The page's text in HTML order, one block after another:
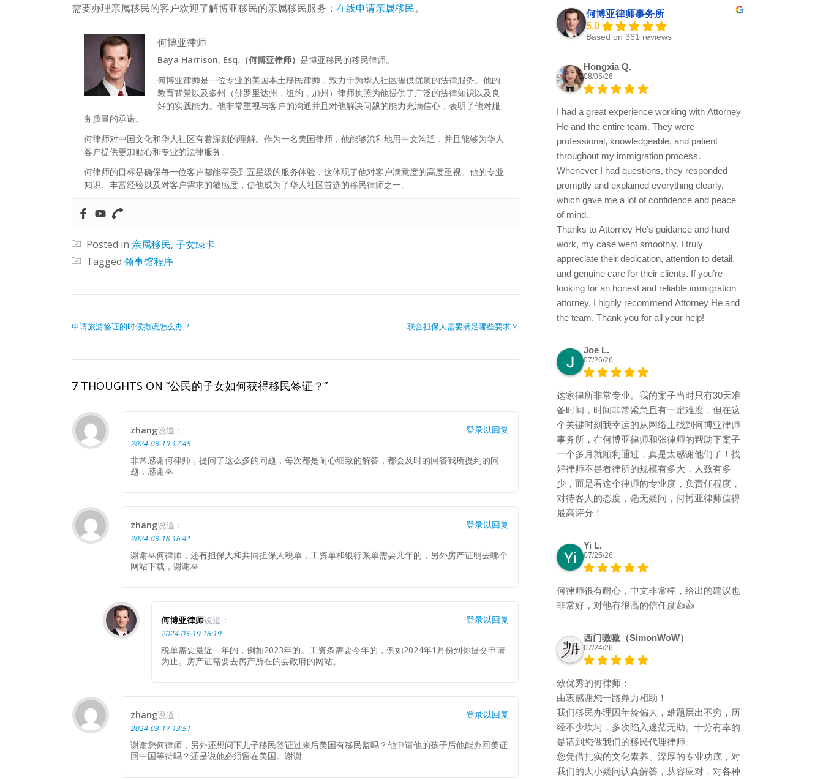
需要办理亲属移民的客户欢迎了解博亚移民的亲属移民服务： 在线申请亲属移民。
何博亚律师
Baya Harrison, Esq.（何博亚律师） 是博亚移民的移民律师。
何博亚律师是一位专业的美国本土移民律师，致力于为华人社区提供优质的法律服务。他的
教育背景以及多州（佛罗里达州，纽约，加州）律师执照为他提供了广泛的法律知识以及良
好的实践能力。他非常重视与客户的沟通并且对他解决问题的能力充满信心，表明了他对服
务质量的承诺。
何律师对中国文化和华人社区有着深刻的理解。作为一名美国律师，他能够流利地用中文沟通，并且能够为华人
客户提供更加贴心和专业的法律服务。
何律师的目标是确保每一位客户都能享受到五星级的服务体验，这体现了他对客户满意度的高度重视。他的专业
知识、丰富经验以及对客户需求的敏感度，使他成为了华人社区首选的移民律师之一。
Posted in 亲属移民, 子女绿卡
Tagged 领事馆程序
申请旅游签证的时候撒谎怎么办？ 联合担保人需要满足哪些要求？
7 THOUGHTS ON “公民的子女如何获得移民签证？”
zhang说道：
2024-03-19 17:45
非常感谢何律师，提问了这么多的问题，每次都是耐心细致的解答，都会及时的回答我所提到的问
题，感谢🙏
登录以回复
zhang说道：
2024-03-18 16:41
谢谢🙏何律师，还有担保人和共同担保人税单，工资单和银行账单需要几年的，另外房产证明去哪个
网站下载，谢谢🙏
登录以回复
何博亚律师说道：
2024-03-19 16:19
税单需要最近一年的，例如2023年的。工资条需要今年的，例如2024年1月份到你提交申请
为止。房产证需要去房产所在的县政府的网站。
登录以回复
zhang说道：
2024-03-17 13:51
谢谢您何律师，另外还想问下儿子移民签证过来后美国有移民监吗？他申请他的孩子后他能办回美证
回中国等待吗？还是说他必须留在美国。谢谢
登录以回复
何博亚律师事务所
5.0
Based on 361 reviews
Hongxia Q.
08/05/26
I had a great experience working with Attorney
He and the entire team. They were
professional, knowledgeable, and patient
throughout my immigration process.
Whenever I had questions, they responded
promptly and explained everything clearly,
which gave me a lot of confidence and peace
of mind.
Thanks to Attorney He’s guidance and hard
work, my case went smoothly. I truly
appreciate their dedication, attention to detail,
and genuine care for their clients. If you’re
looking for an honest and reliable immigration
attorney, I highly recommend Attorney He and
the team. Thank you for all your help!
Joe L.
07/26/26
这家律所非常专业。我的案子当时只有30天准
备时间，时间非常紧急且有一定难度，但在这
个关键时刻我幸运的从网络上找到何博亚律师
事务所，在何博亚律师和张律师的帮助下案子
一个多月就顺利通过，真是太感谢他们了！找
好律师不是看律所的规模有多大，人数有多
少，而是看这个律师的专业度，负责任程度，
对待客人的态度，毫无疑问，何博亚律师值得
最高评分！
Yi L.
07/25/26
何律师很有耐心，中文非常棒，给出的建议也
非常好，对他有很高的信任度👍👍
西门嗷嗷（SimonWoW）
07/24/26
致优秀的何律师：
由衷感谢您一路鼎力相助！
我们移民办理因年龄偏大，难题层出不穷，历
经不少坎坷，多次陷入迷茫无助。十分有幸的
是请到您做我们的移民代理律师。
您凭借扎实的文化素养、深厚的专业功底，对
我们的大小疑问认真解答，从容应对，对各种